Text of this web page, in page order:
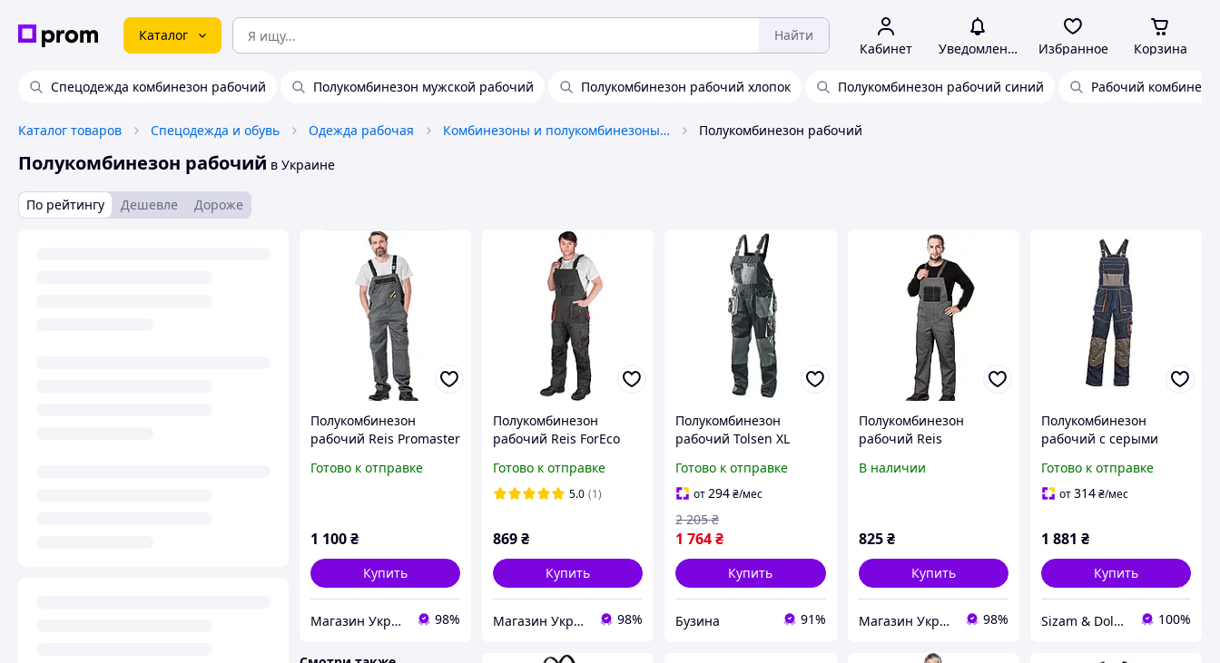
Каталог Найти
Кабинет Уведомления Избранное Корзина
Спецодежда комбинезон рабочий Полукомбинезон мужской рабочий Полукомбинезон рабочий хлопок Полукомбинезон рабочий синий Рабочий
Каталог товаров Спецодежда и обувь Одежда рабочая Комбинезоны и полукомбинезоны рабочие Полукомбинезон рабочий
Полукомбинезон рабочий в Украине
По рейтингу Дешевле Дороже
Полукомбинезон
рабочий Reis Promaster
Готово к отправке
1 100₴
Купить
Магазин УкрСтройСнаб 98%
Полукомбинезон
рабочий Reis ForEco
Готово к отправке
5.0 (1)
869₴
Купить
Магазин УкрСтройСнаб 98%
Полукомбинезон
рабочий Tolsen XL
Готово к отправке
от294₴/мес
1 764₴
2 205 ₴
Купить
Бузина 91%
Полукомбинезон
рабочий Reis
В наличии
825 ₴
Купить
Магазин УкрСтройСнаб 98%
Полукомбинезон
рабочий с серыми
Sheffield S
Готово к отправке
от314₴/мес
1 881 ₴
Купить
Sizam & Doloni 100%